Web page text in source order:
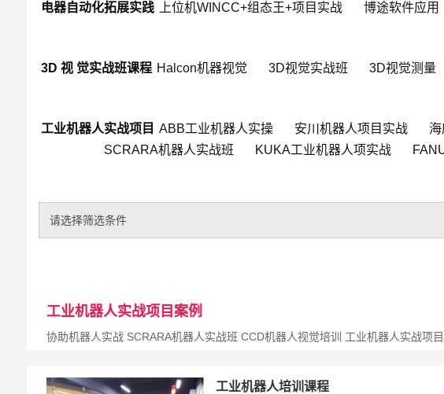
电器自动化拓展实践 上位机WINCC+组态王+项目实战 博途软件应用
3D 视 觉实战班课程 Halcon机器视觉 3D视觉实战班 3D视觉测量
工业机器人实战项目 ABB工业机器人实操 安川机器人项目实战
SCRARA机器人实战班
KUKA工业机器人项实战
请选择筛选条件
工业机器人实战项目案例
协助机器人实战 SCRARA机器人实战班 CCD机器人视觉培训 工业机器人实战项
工业机器人培训课程